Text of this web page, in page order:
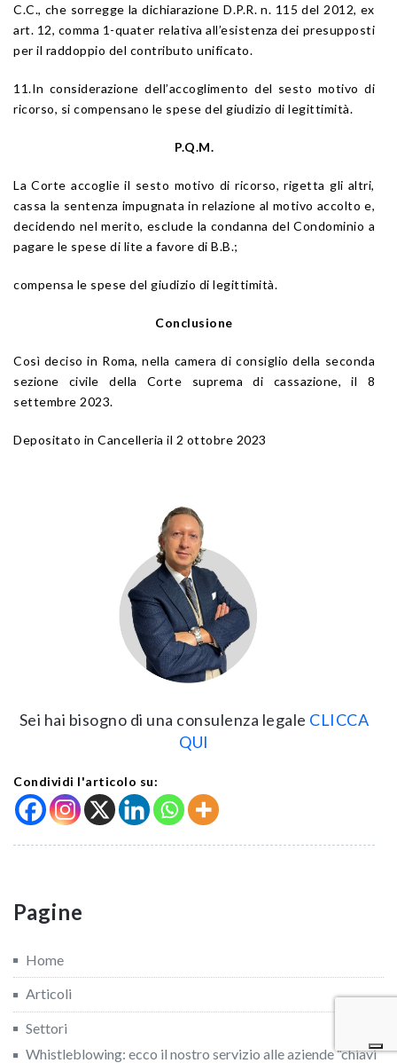
C.C., che sorregge la dichiarazione D.P.R. n. 115 del 2012, ex
art. 12, comma 1-quater relativa all’esistenza dei presupposti
per il raddoppio del contributo unificato.
11.In considerazione dell’accoglimento del sesto motivo di
ricorso, si compensano le spese del giudizio di legittimità.
P.Q.M.
La Corte accoglie il sesto motivo di ricorso, rigetta gli altri,
cassa la sentenza impugnata in relazione al motivo accolto e,
decidendo nel merito, esclude la condanna del Condominio a
pagare le spese di lite a favore di B.B.;
compensa le spese del giudizio di legittimità.
Conclusione
Così deciso in Roma, nella camera di consiglio della seconda
sezione civile della Corte suprema di cassazione, il 8
settembre 2023.
Depositato in Cancelleria il 2 ottobre 2023
Sei hai bisogno di una consulenza legale CLICCA
QUI
Condividi l'articolo su:
Pagine
Home
Articoli
Settori
Whistleblowing: ecco il nostro servizio alle aziende “chiavi